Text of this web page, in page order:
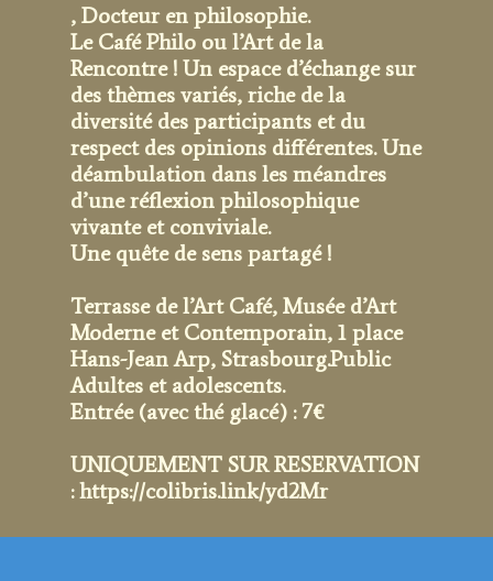
, Docteur en philosophie.
Le Café Philo ou l’Art de la
Rencontre ! Un espace d’échange sur
des thèmes variés, riche de la
diversité des participants et du
respect des opinions différentes. Une
déambulation dans les méandres
d’une réflexion philosophique
vivante et conviviale.
Une quête de sens partagé !
Terrasse de l’Art Café, Musée d’Art
Moderne et Contemporain, 1 place
Hans-Jean Arp, Strasbourg.Public
Adultes et adolescents.
Entrée (avec thé glacé) : 7€
UNIQUEMENT SUR RESERVATION
:https://colibris.link/yd2Mr